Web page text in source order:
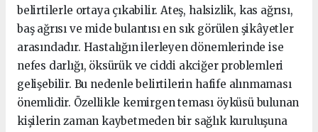
belirtilerle ortaya çıkabilir. Ateş, halsizlik, kas ağrısı,
baş ağrısı ve mide bulantısı en sık görülen şikâyetler
arasındadır. Hastalığın ilerleyen dönemlerinde ise
nefes darlığı, öksürük ve ciddi akciğer problemleri
gelişebilir. Bu nedenle belirtilerin hafife alınmaması
önemlidir. Özellikle kemirgen teması öyküsü bulunan
kişilerin zaman kaybetmeden bir sağlık kuruluşuna